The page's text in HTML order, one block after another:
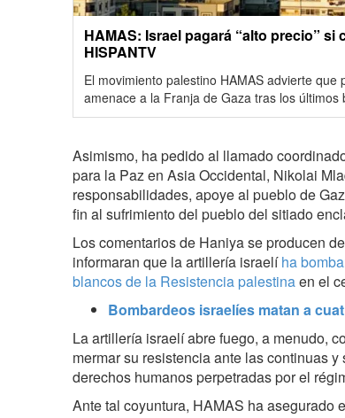
HAMAS: Israel pagará “alto precio” si
HISPANTV
El movimiento palestino HAMAS advierte que
amenace a la Franja de Gaza tras los últimos
Asimismo, ha pedido al llamado
para la Paz en Asia Occidental, Nikolai
responsabilidades, apoye al pueblo de
fin al sufrimiento del pueblo del sitiado
Los comentarios de Haniya se producen
informaran que la artillería israelíha
blancos de la Resistencia palestinaen el
Bombardeos israelíes matan a
La artillería israelí abre fuego, a menudo,
mermar su resistencia ante las continuas
derechos humanos perpetradas por el
Ante tal coyuntura, HAMAS ha asegurado